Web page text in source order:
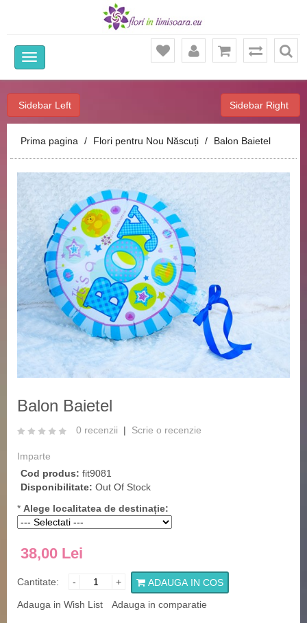
Sidebar Left Sidebar Right
Prima pagina Flori pentru Nou Născuți Balon Baietel
‹
Balon Baietel
0 recenzii | Scrie o recenzie
Imparte
Cod produs: fit9081
Disponibilitate: Out Of Stock
* Alege localitatea de destinație:
38,00 Lei
Cantitate: - +
ADAUGA IN COS
Adauga in Wish List
Adauga in comparatie